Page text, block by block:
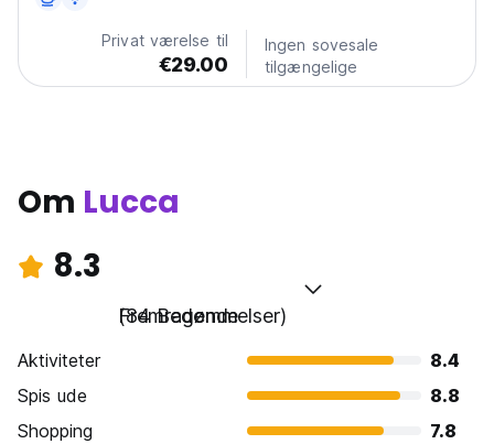
Privat værelse til
€29.00
Ingen sovesale
tilgængelige
Om Lucca
8.3
Fremragende
(84 Bedømmelser)
Aktiviteter
8.4
Spis ude
8.8
Shopping
7.8